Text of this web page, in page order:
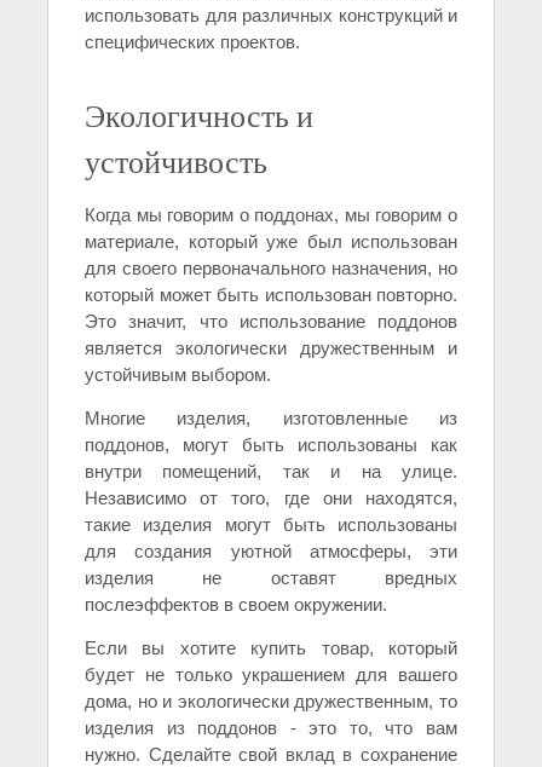
использовать для различных конструкций и
специфических проектов.
Экологичность и
устойчивость
Когда мы говорим о поддонах, мы говорим о
материале, который уже был использован
для своего первоначального назначения, но
который может быть использован повторно.
Это значит, что использование поддонов
является экологически дружественным и
устойчивым выбором.
Многие изделия, изготовленные из
поддонов, могут быть использованы как
внутри помещений, так и на улице.
Независимо от того, где они находятся,
такие изделия могут быть использованы
для создания уютной атмосферы, эти
изделия не оставят вредных
послеэффектов в своем окружении.
Если вы хотите купить товар, который
будет не только украшением для вашего
дома, но и экологически дружественным, то
изделия из поддонов - это то, что вам
нужно. Сделайте свой вклад в сохранение